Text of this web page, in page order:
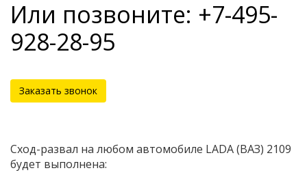
Или позвоните: +7-495-
928-28-95
Заказать звонок
Сход-развал на любом автомобиле LADA (ВАЗ) 2109
будет выполнена: